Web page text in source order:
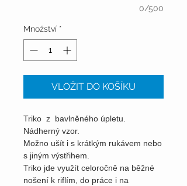
0/500
Množství *
VLOŽIT DO KOŠÍKU
Triko z bavlněného úpletu.
Nádherný vzor.
Možno ušít i s krátkým rukávem nebo
s jiným výstřihem.
Triko jde využít celoročně na běžné
nošení k riflím, do práce i na